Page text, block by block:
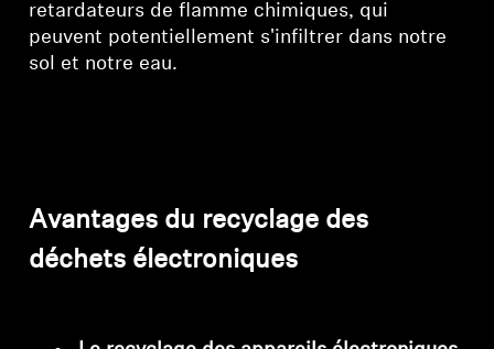
retardateurs de flamme chimiques, qui
peuvent potentiellement s'infiltrer dans notre
sol et notre eau.
Avantages du recyclage des
déchets électroniques